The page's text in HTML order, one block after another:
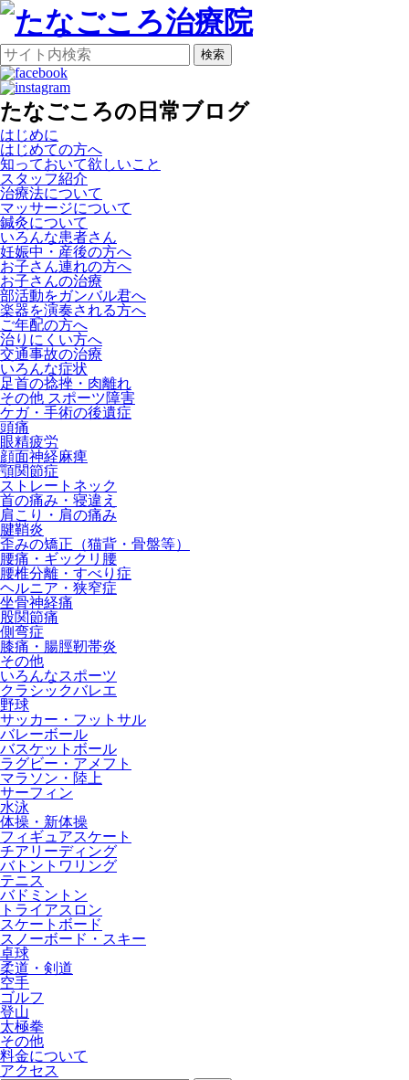
検索
たなごころの日常ブログ
はじめに
はじめての方へ
知っておいて欲しいこと
スタッフ紹介
治療法について
マッサージについて
鍼灸について
いろんな患者さん
妊娠中・産後の方へ
お子さん連れの方へ
お子さんの治療
部活動をガンバル君へ
楽器を演奏される方へ
ご年配の方へ
治りにくい方へ
交通事故の治療
いろんな症状
足首の捻挫・肉離れ
その他 スポーツ障害
ケガ・手術の後遺症
頭痛
眼精疲労
顔面神経麻痺
顎関節症
ストレートネック
首の痛み・寝違え
肩こり・肩の痛み
腱鞘炎
歪みの矯正（猫背・骨盤等）
腰痛・ギックリ腰
腰椎分離・すべり症
ヘルニア・狭窄症
坐骨神経痛
股関節痛
側弯症
膝痛・腸脛靭帯炎
その他
いろんなスポーツ
クラシックバレエ
野球
サッカー・フットサル
バレーボール
バスケットボール
ラグビー・アメフト
マラソン・陸上
サーフィン
水泳
体操・新体操
フィギュアスケート
チアリーディング
バトントワリング
テニス
バドミントン
トライアスロン
スケートボード
スノーボード・スキー
卓球
柔道・剣道
空手
ゴルフ
登山
太極拳
その他
料金について
アクセス